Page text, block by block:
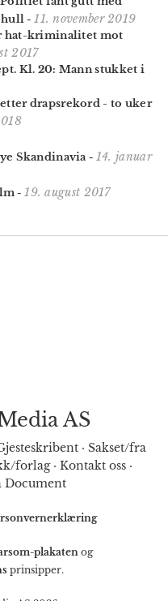
-11. november 2019
kriminalitet mot
2017
Kl. 20: Mann stukket i
drapsrekord - to uker
Skandinavia - 14. januar
-19. august 2017
AS
· Sakset/fra
forlag· Kontakt oss·
Document
plakatenog
prinsipper.